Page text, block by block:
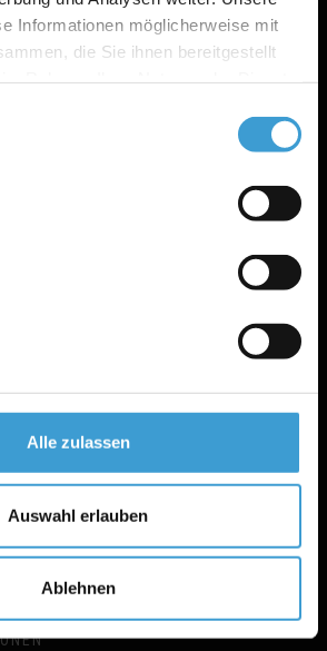
Informationen möglicherweise mit
die Sie ihnen bereitgestellt
Alle zulassen
Auswahl erlauben
Ablehnen